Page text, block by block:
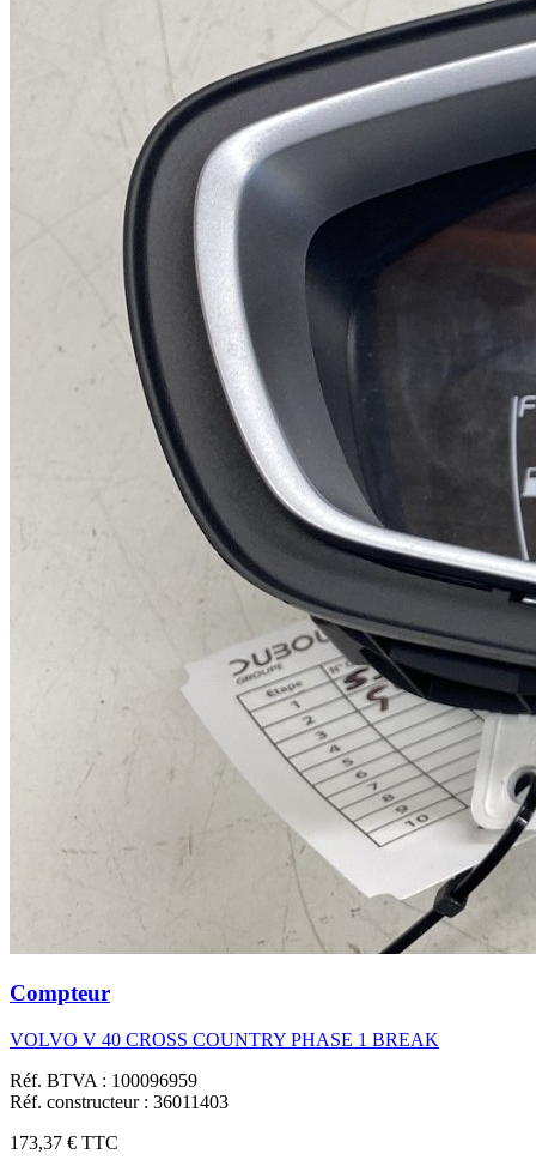
Compteur
VOLVO V 40 CROSS COUNTRY PHASE 1 BREAK
Réf. BTVA : 100096959
Réf. constructeur : 36011403
173,37 € TTC